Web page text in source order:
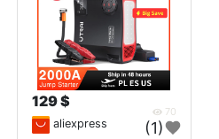
129 $
70
aliexpress (1)